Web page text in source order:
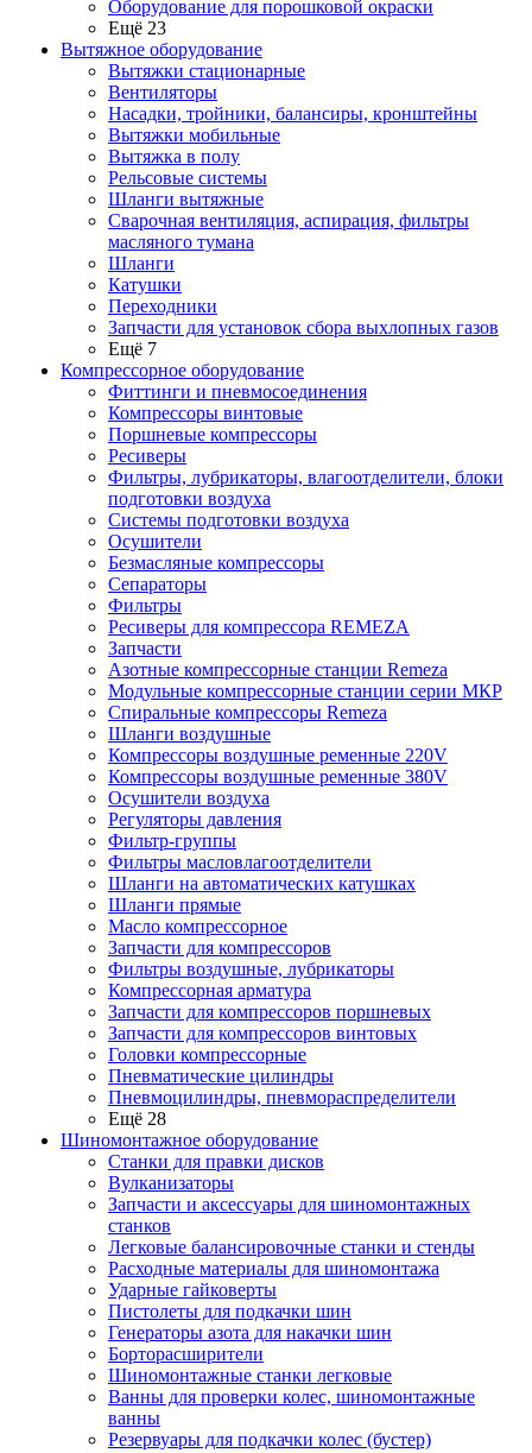
Оборудование для порошковой окраски
Ещё 23
Вытяжное оборудование
Вытяжки стационарные
Вентиляторы
Насадки, тройники, балансиры, кронштейны
Вытяжки мобильные
Вытяжка в полу
Рельсовые системы
Шланги вытяжные
Сварочная вентиляция, аспирация, фильтры
масляного тумана
Шланги
Катушки
Переходники
Запчасти для установок сбора выхлопных газов
Ещё 7
Компрессорное оборудование
Фиттинги и пневмосоединения
Компрессоры винтовые
Поршневые компрессоры
Ресиверы
Фильтры, лубрикаторы, влагоотделители, блоки
подготовки воздуха
Системы подготовки воздуха
Осушители
Безмасляные компрессоры
Сепараторы
Фильтры
Ресиверы для компрессора REMEZA
Запчасти
Азотные компрессорные станции Remeza
Модульные компрессорные станции серии МКР
Спиральные компрессоры Remeza
Шланги воздушные
Компрессоры воздушные ременные 220V
Компрессоры воздушные ременные 380V
Осушители воздуха
Регуляторы давления
Фильтр-группы
Фильтры масловлагоотделители
Шланги на автоматических катушках
Шланги прямые
Масло компрессорное
Запчасти для компрессоров
Фильтры воздушные, лубрикаторы
Компрессорная арматура
Запчасти для компрессоров поршневых
Запчасти для компрессоров винтовых
Головки компрессорные
Пневматические цилиндры
Пневмоцилиндры, пневмораспределители
Ещё 28
Шиномонтажное оборудование
Станки для правки дисков
Вулканизаторы
Запчасти и аксессуары для шиномонтажных
станков
Легковые балансировочные станки и стенды
Расходные материалы для шиномонтажа
Ударные гайковерты
Пистолеты для подкачки шин
Генераторы азота для накачки шин
Борторасширители
Шиномонтажные станки легковые
Ванны для проверки колес, шиномонтажные
ванны
Резервуары для подкачки колес (бустер)